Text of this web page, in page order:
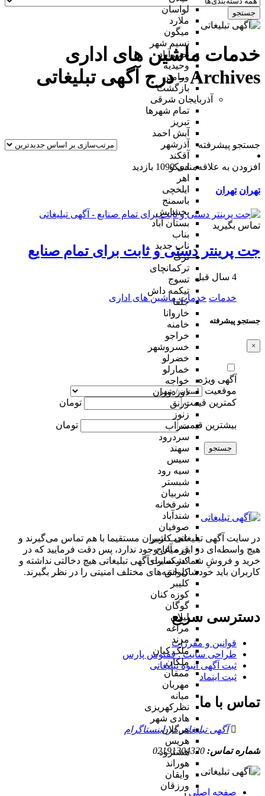
لواسان
ملارد
میگون
نسیم شهر
نصیرآباد
وحیدیه
ورامین
بازگشت
آذربایجان شرقی
تمام شهر‌ها
تبریز
آبش احمد
آذرشهر
آقکند
اسکو
اهر
ایلخچی
باسمنج
بخشایش
بستان آباد
بناب
ناب جدید
ترک
ترکمانچای
تسوج
تیکمه داش
جلفا
خاروانا
خامنه
خراجو
خسروشهر
خضرلو
خمارلو
خواجه
دوزدوزان
زرنق
زنوز
سراب
سردرود
سهند
سیس
سیه رود
شبستر
شربیان
شرفخانه
شندآباد
صوفیان
عجب شیر
قره آغاج
کشکسرای
کلوانق
کلیبر
کوزه کنان
گوگان
لیلان
مراغه
مرند
ملک کیان
ملکان
ممقان
مهربان
میانه
نظرکهریزی
هادی شهر
هرگلان
هریس
هشترود
هوراند
وایقان
ورزقان
جستجو
خدمات ماشین های اداری
Archives - درج آگهی تبلیغاتی
جستجو پیشرفته
افزودن به علاقه‌مندی 1090 بازدید
تهران تهران
تماس بگیرید
جت پرینتر دستی و ثابت برای تمام صنایع
4 سال قبل
خدمات خدمات ماشین های اداری
جستجو پیشرفته
×
آگهی ویژه
موقعیت
کمترین قیمت
تومان
بیشترین قیمت تومان
جستجو
در سایت آگهی تبلیغاتی کاربران مستقیما با هم تماس می‌گیرند و
هیچ واسطه‌ای در این میان وجود ندارد، پس دقت فرمایید که در
خرید و فروشِ شما در سایت آگهی تبلیغاتی هیچ دخالتی نداشته و
کاربران باید خودشان جنبه‌های مختلف امنیتی را در نظر بگیرند.
دسترسی سریع
قوانین و مقررات
طراحی سایت : ققنوس پارس
ثبت آگهی انبوه تبلیغاتی
ثبت اینماد
تماس با ما
آگهی تبلیغاتی در اینستاگرام
شماره تماس: 02191304320
صفحه اصلی